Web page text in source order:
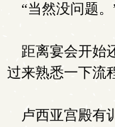
“当然没问题。
距离宴会开始
过来熟悉一下流
卢西亚宫殿有